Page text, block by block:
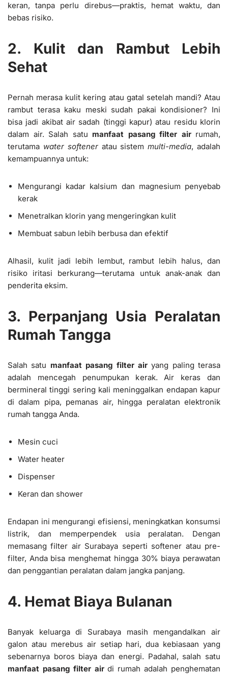
keran, tanpa perlu direbus—praktis, hemat waktu, dan
bebas risiko.
2. Kulit dan Rambut Lebih
Sehat
Pernah merasa kulit kering atau gatal setelah mandi? Atau
rambut terasa kaku meski sudah pakai kondisioner? Ini
bisa jadi akibat air sadah (tinggi kapur) atau residu klorin
dalam air. Salah satu manfaat pasang filter airrumah,
terutama water softeneratau sistemmulti-media, adalah
kemampuannya untuk:
Mengurangi kadar kalsium dan magnesium penyebab
kerak
Menetralkan klorin yang mengeringkan kulit
Membuat sabun lebih berbusa dan efektif
Alhasil, kulit jadi lebih lembut, rambut lebih halus, dan
risiko iritasi berkurang—terutama untuk anak-anak dan
penderita eksim.
3. Perpanjang Usia Peralatan
Rumah Tangga
Salah satu manfaat pasang filter airyang paling terasa
adalah mencegah penumpukan kerak. Air keras dan
bermineral tinggi sering kali meninggalkan endapan kapur
di dalam pipa, pemanas air, hingga peralatan elektronik
rumah tangga Anda.
Mesin cuci
Water heater
Dispenser
Keran dan shower
Endapan ini mengurangi efisiensi, meningkatkan konsumsi
listrik, dan memperpendek usia peralatan. Dengan
memasang filter air Surabaya seperti softener atau pre-
filter, Anda bisa menghemat hingga 30% biaya perawatan
dan penggantian peralatan dalam jangka panjang.
4. Hemat Biaya Bulanan
Banyak keluarga di Surabaya masih mengandalkan air
galon atau merebus air setiap hari, dua kebiasaan yang
sebenarnya boros biaya dan energi. Padahal, salah satu
manfaat pasang filter airdi rumah adalah penghematan